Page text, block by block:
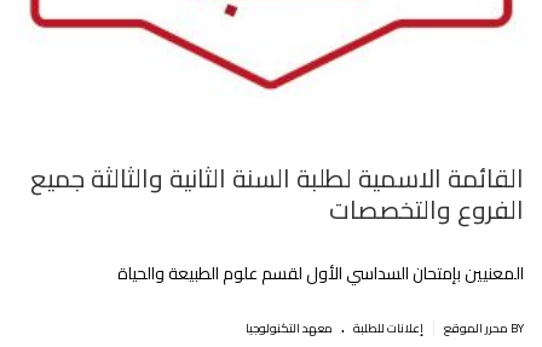
القائمة الاسمية لطلبة السنة الثانية والثالثة جميع
الفروع والتخصصات
المعنيين بإمتحان السداسي الأول لقسم علوم الطبيعة والحياة
BY محرر الموقع إعلانات للطلبة . معهد التكنولوجيا